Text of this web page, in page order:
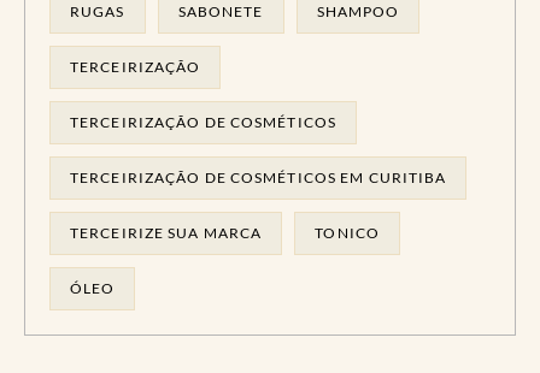
RUGAS SABONETE SHAMPOO
TERCEIRIZAÇÃO
TERCEIRIZAÇÃO DE COSMÉTICOS
TERCEIRIZAÇÃO DE COSMÉTICOS EM CURITIBA
TERCEIRIZE SUA MARCA TONICO
ÓLEO